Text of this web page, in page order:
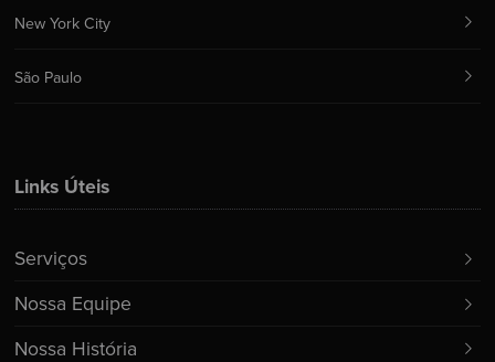
Links Úteis
Serviços
Nossa Equipe
Nossa História
New York City
São Paulo